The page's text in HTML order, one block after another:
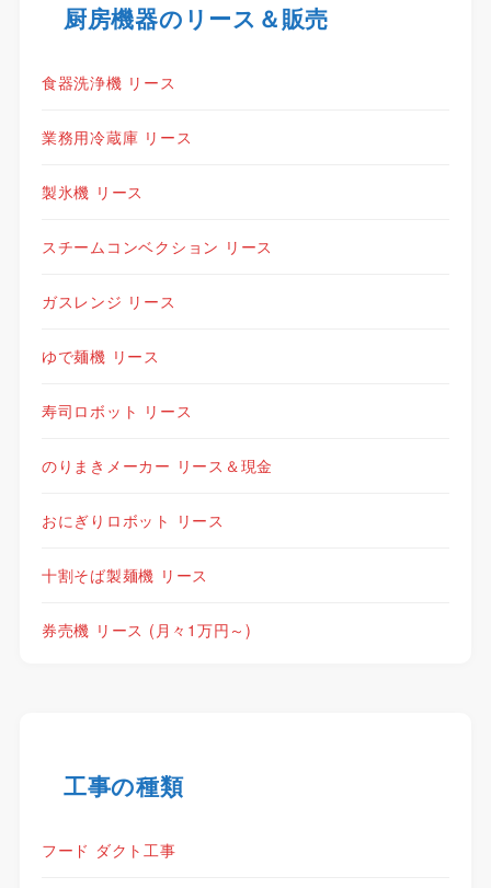
厨房機器のリース＆販売
食器洗浄機 リース
業務用冷蔵庫 リース
製氷機 リース
スチームコンベクション リース
ガスレンジ リース
ゆで麺機 リース
寿司ロボット リース
のりまきメーカー リース＆現金
おにぎりロボット リース
十割そば製麺機 リース
券売機 リース (月々1万円～)
工事の種類
フード ダクト工事